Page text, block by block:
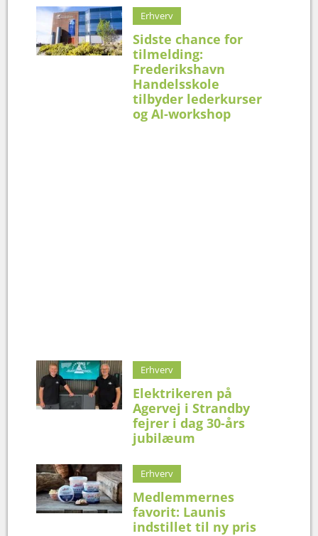
Erhverv
Sidste chance for
tilmelding:
Frederikshavn
Handelsskole
tilbyder lederkurser
og AI-workshop
Erhverv
Elektrikeren på
Agervej i Strandby
fejrer i dag 30-års
jubilæum
Erhverv
Medlemmernes
favorit: Launis
indstillet til ny pris